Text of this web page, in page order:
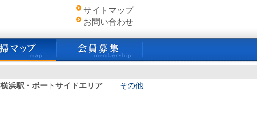
サイトマップ
お問い合わせ
横浜駅・ポートサイドエリア | その他